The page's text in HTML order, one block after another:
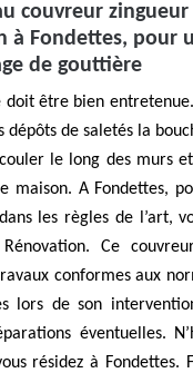
couvreur
à Fondettes, pour
de gouttière
doit être bien
dépôts de saletés la
le long des murs
maison. A Fondettes,
les règles de l’art,
Ce
conformes aux
lors de son
éventuelles.
résidez à Fondettes.